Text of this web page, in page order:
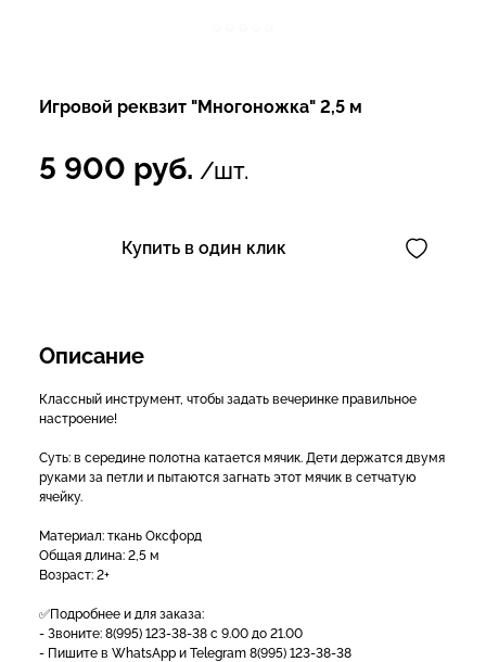
Игровой реквзит "Многоножка" 2,5 м
5 900 руб. /шт.
Купить в один клик
Описание
Классный инструмент, чтобы задать вечеринке правильное
настроение!
Суть: в середине полотна катается мячик. Дети держатся двумя
руками за петли и пытаются загнать этот мячик в сетчатую
ячейку.
Материал: ткань Оксфорд
Общая длина: 2,5 м
Возраст: 2+
✅Подробнее и для заказа:
- Звоните: 8(995) 123-38-38 с 9.00 до 21.00
- Пишите в WhatsApp и Telegram 8(995) 123-38-38